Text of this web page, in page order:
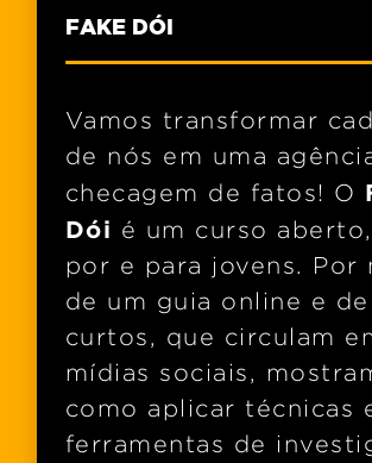
FAKE DÓI
Vamos transformar
de nós em uma
checagem de fatos! O
Dói é um curso
por e para jovens. Por
de um guia online e
curtos, que circulam
mídias sociais,
como aplicar técnicas
ferramentas de